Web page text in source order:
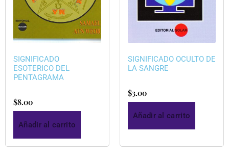
SIGNIFICADO
ESOTERICO DEL
PENTAGRAMA
$8.00
Añadir al carrito
SIGNIFICADO OCULTO DE
LA SANGRE
$3.00
Añadir al carrito